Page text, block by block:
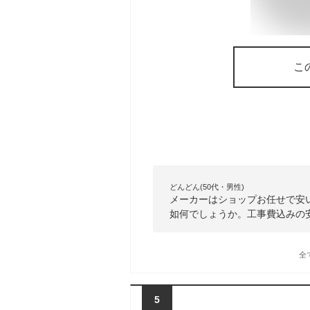
こ
どんどん(50代・男性)
メーカーはショップお任せで
如何でしょうか。工事費込み
全
5